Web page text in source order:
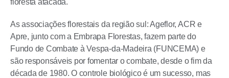
As associações florestais da região sul: Ageflor, ACR e
Apre, junto com a Embrapa Florestas, fazem parte do
Fundo de Combate à Vespa-da-Madeira (FUNCEMA) e
são responsáveis por fomentar o combate, desde o fim da
década de 1980. O controle biológico é um sucesso, mas